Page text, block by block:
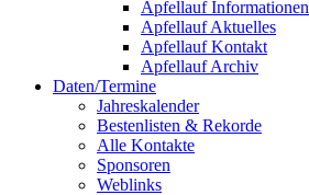
Apfellauf Informationen
Apfellauf Aktuelles
Apfellauf Kontakt
Apfellauf Archiv
Daten/Termine
Jahreskalender
Bestenlisten & Rekorde
Alle Kontakte
Sponsoren
Weblinks